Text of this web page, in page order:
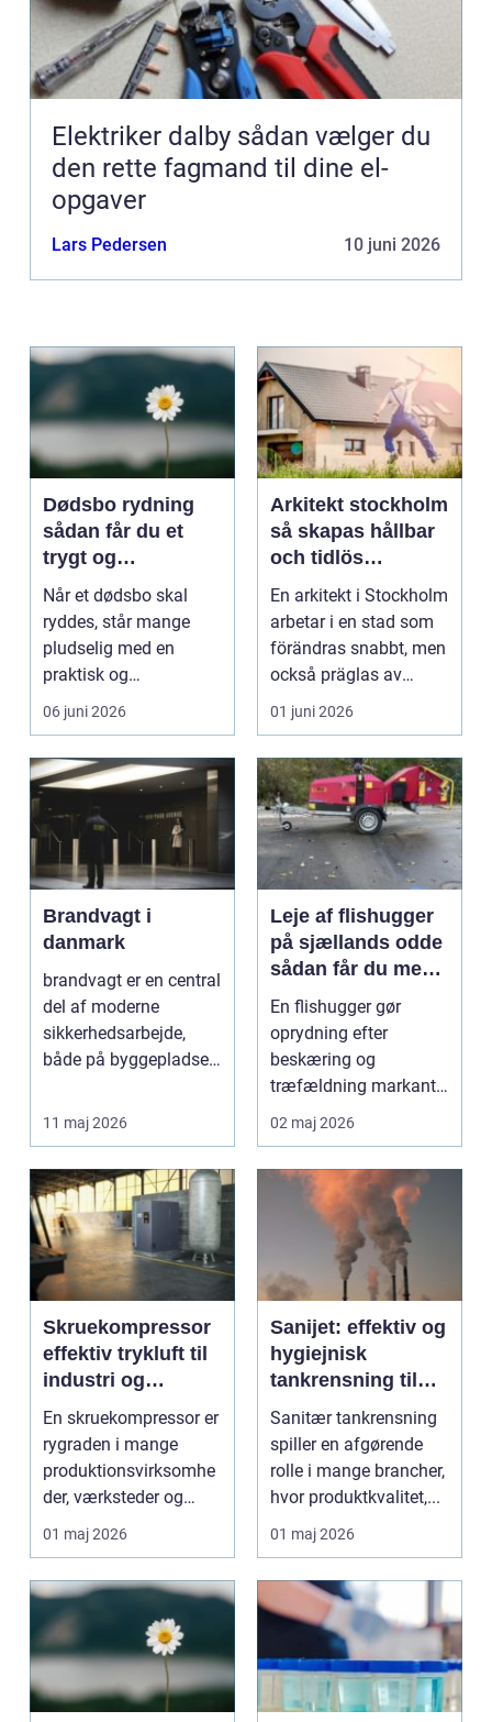
Elektriker dalby sådan vælger du
den rette fagmand til dine el-
opgaver
Lars Pedersen 10 juni 2026
Dødsbo rydning
sådan får du et
trygt og
respektfuldt forløb
Når et dødsbo skal
ryddes, står mange
pludselig med en
praktisk og
følelsesmæssig
opgave på én gang....
06 juni 2026
Arkitekt stockholm
så skapas hållbar
och tidlös
arkitektur i
huvudstaden
En arkitekt i Stockholm
arbetar i en stad som
förändras snabbt, men
också präglas av
starka historis...
01 juni 2026
Brandvagt i
danmark
brandvagt er en central
del af moderne
sikkerhedsarbejde,
både på byggepladser,
11 maj 2026
Leje af flishugger
på sjællands odde
sådan får du mest
ud af arbejdet
En flishugger gør
oprydning efter
beskæring og
træfældning markant
lettere. I stedet for at
bruge we...
02 maj 2026
Skruekompressor
effektiv trykluft til
industri og
værksted
En skruekompressor er
rygraden i mange
produktionsvirksomhe
der, værksteder og
autohuse. Den leverer
01 maj 2026
Sanijet: effektiv og
hygiejnisk
tankrensning til
krævende
industrier
Sanitær tankrensning
spiller en afgørende
rolle i mange brancher,
hvor produktkvalitet,...
01 maj 2026